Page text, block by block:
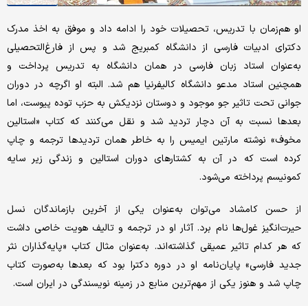
او هم‌زمان با تدریس، تحصیلات خود را ادامه داد و موفق به اخذ مدرک
دکترای ادبیات فارسی از دانشگاه کمبریج شد و پس از فارغ‌التحصیلی
به‌عنوان استاد زبان فارسی در همان دانشگاه به تدریس پرداخت و
همچنین استاد مدعو دانشگاه کالیفرنیا هم شد. البته او اگرچه در دوران
جوانی تحت تاثیر جو موجود و دوستان نزدیکش به حزب توده پیوست، اما
بعدها نسبت به آن دچار تردید شد و نقل می‌کنند که کتاب «استالین
مخوف» نوشته مارتین ایمیس را به خاطر همان تردیدها ترجمه و چاپ
کرده است که در آن به کشتارهای دوران استالین و زندگی زیر سایه
کمونیسم پرداخته می‌شود.
از حسن کامشاد می‌توان به‌عنوان یکی از آخرین بازماندگان نسل
حیرت‌انگیز غول‌ها نام برد. آثار او در ترجمه و تالیف هویت خاصی داشت
که هر کدام تاثیر عمیقی گذاشته‌اند. به‌عنوان مثال کتاب «پایه‌گذاران نثر
جدید فارسی» پایان‌نامه او در دوره دکترا بود که بعدها به‌صورت کتاب
چاپ شد و هنوز یکی از مهم‌ترین منابع در زمینه نویسندگی در ایران است.